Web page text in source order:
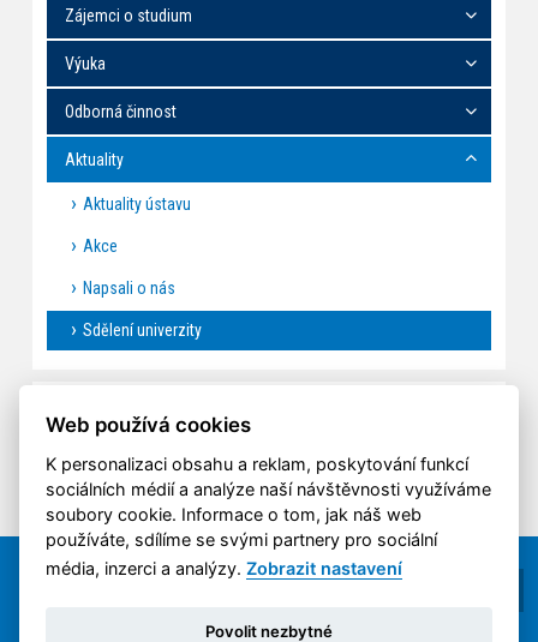
Zájemci o studium
Výuka
Odborná činnost
Aktuality
Aktuality ústavu
Akce
Napsali o nás
Sdělení univerzity
SDĚLENÍ UNIVERZITY
Web používá cookies
K personalizaci obsahu a reklam, poskytování funkcí
sociálních médií a analýze naší návštěvnosti využíváme
soubory cookie. Informace o tom, jak náš web
používáte, sdílíme se svými partnery pro sociální
média, inzerci a analýzy.Zobrazit nastavení
Povolit nezbytné